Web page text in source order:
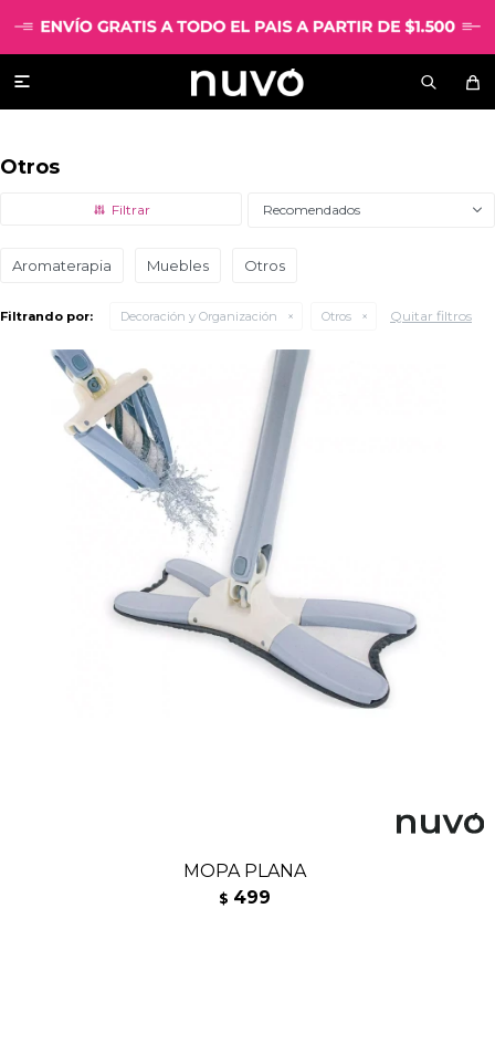

Otros
Recomendados
Aromaterapia Muebles Otros
Filtrando por: Decoración y Organización Otros Quitar filtros
MOPA PLANA
$ 499